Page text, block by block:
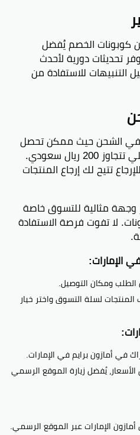
كوبونات الخصم يُفضل
تحديثات دورية لأحدث
التنبيهات للاستفادة من
في الشحن حيث ممكن تحصل
على شحن مجاني للطلبات اللي تتجاوز 200 ريال سعودي.
تتيح لك إرجاع المنتجات
وجهة مثالية للتسوق خاصة
لا تفوت فرصة الاستفادة
الإمارات:
ومكان التوصيل.
لسلة التسوق واختر خيار
في أمازون برايم في الإمارات.
يُفضل زيارة الموقع الرسمي
الإمارات عبر الموقع الرسمي.